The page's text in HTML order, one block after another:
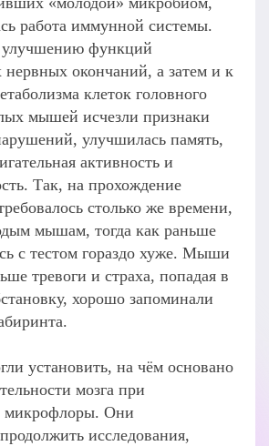
работа иммунной системы.
улучшению функций
окончаний, а затем и к
клеток головного
мышей исчезли признаки
улучшилась память,
активность и
Так, на прохождение
столько же времени,
мышам, тогда как раньше
с тестом гораздо хуже. Мыши
тревоги и страха, попадая в
хорошо запоминали
установить, на чём основано
мозга при
микрофлоры. Они
исследования,